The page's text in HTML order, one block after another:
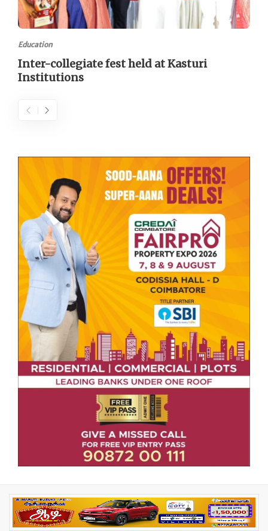
Education
Inter-collegiate fest held at Kasturi
Institutions